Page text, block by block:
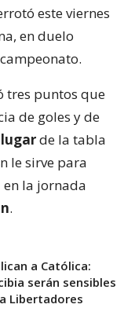
este viernes
en duelo
tres puntos que
de goles y de
de la tabla
le sirve para
la jornada
.
a Católica:
serán sensibles
Libertadores